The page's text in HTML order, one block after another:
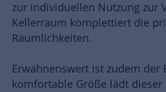
zur individuellen Nutzung zur
Kellerraum komplettiert die
Räumlichkeiten.
Erwähnenswert ist zudem der
komfortable Größe lädt dieser